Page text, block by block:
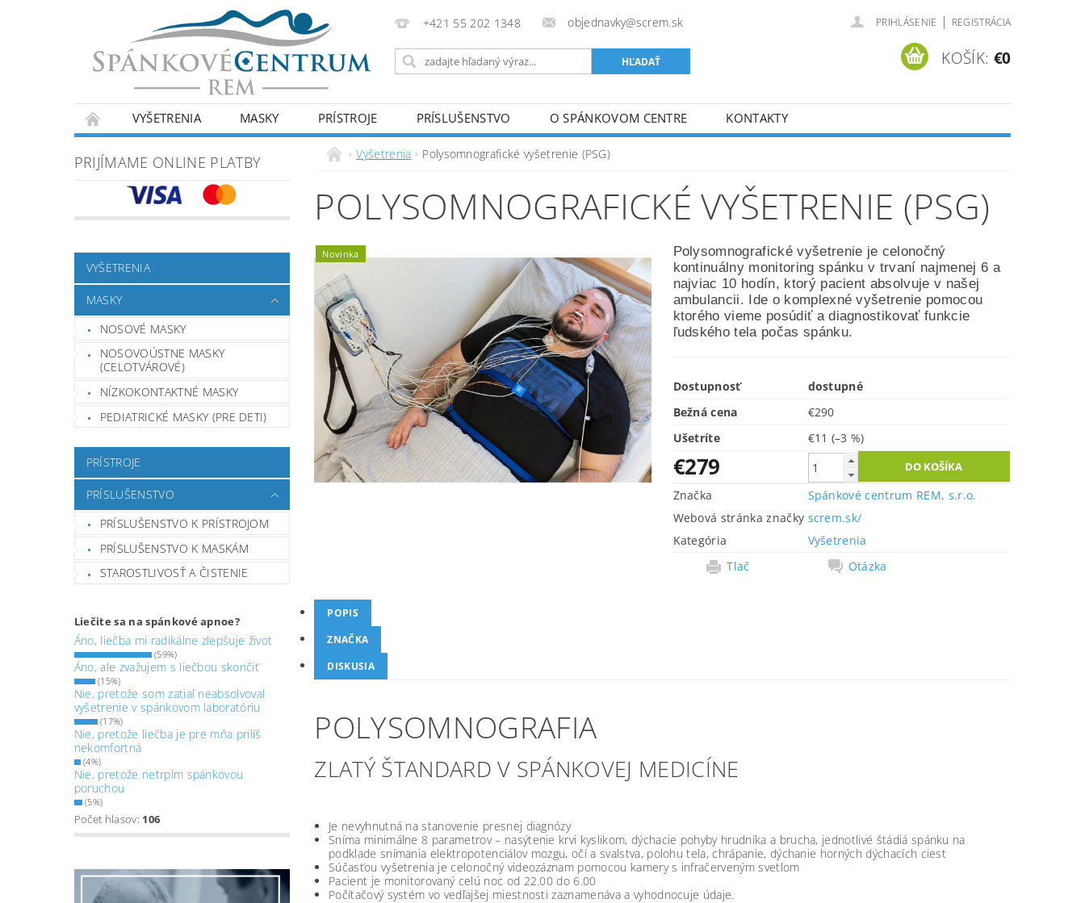
+421 55 202 1348 objednavky@screm.sk PRIHLÁSENIE | REGISTRÁCIA
KOŠÍK: €0
VYŠETRENIA MASKY PRÍSTROJE PRÍSLUŠENSTVO O SPÁNKOVOM CENTRE KONTAKTY
PRIJÍMAME ONLINE PLATBY
VYŠETRENIA
MASKY
NOSOVÉ MASKY
NOSOVOÚSTNE MASKY
(CELOTVÁROVÉ)
NÍZKOKONTAKTNÉ MASKY
PEDIATRICKÉ MASKY (PRE DETI)
PRÍSTROJE
PRÍSLUŠENSTVO
PRÍSLUŠENSTVO K PRÍSTROJOM
PRÍSLUŠENSTVO K MASKÁM
STAROSTLIVOSŤ A ČISTENIE
Liečite sa na spánkové apnoe?
Áno, liečba mi radikálne zlepšuje život
(59%)
Áno, ale zvažujem s liečbou skončiť
(15%)
Nie, pretože som zatiaľ neabsolvoval
vyšetrenie v spánkovom laboratóriu
(17%)
Nie, pretože liečba je pre mňa prilíš
nekomfortná
(4%)
Nie, pretože netrpím spánkovou
poruchou
(5%)
Počet hlasov: 106
Vyšetrenia Polysomnografické vyšetrenie (PSG)
POLYSOMNOGRAFICKÉ VYŠETRENIE (PSG)
Novinka
Polysomnografické vyšetrenie je celonočný
kontinuálny monitoring spánku v trvaní najmenej 6 a
najviac 10 hodín, ktorý pacient absolvuje v našej
ambulancii. Ide o komplexné vyšetrenie pomocou
ktorého vieme posúdiť a diagnostikovať funkcie
ľudského tela počas spánku.
Dostupnosť
dostupné
Bežná cena
€290
Ušetríte
€11 (–3 %)
€279
Značka
Spánkové centrum REM, s.r.o.
Webová stránka značky screm.sk/
Kategória
Vyšetrenia
Tlač
Otázka
POPIS
ZNAČKA
DISKUSIA
POLYSOMNOGRAFIA
ZLATÝ ŠTANDARD V SPÁNKOVEJ MEDICÍNE
Je nevyhnutná na stanovenie presnej diagnózy
Sníma minimálne 8 parametrov – nasýtenie krvi kyslikom, dýchacie pohyby hrudníka a brucha, jednotlivé štádiá spánku na
podklade snímania elektropotenciálov mozgu, očí a svalstva, polohu tela, chrápanie, dýchanie horných dýchacích ciest
Súčasťou vyšetrenia je celonočný videozáznam pomocou kamery s infračerveným svetlom
Pacient je monitorovaný celú noc od 22.00 do 6.00
Počítačový systém vo vedľajšej miestnosti zaznamenáva a vyhodnocuje údaje.